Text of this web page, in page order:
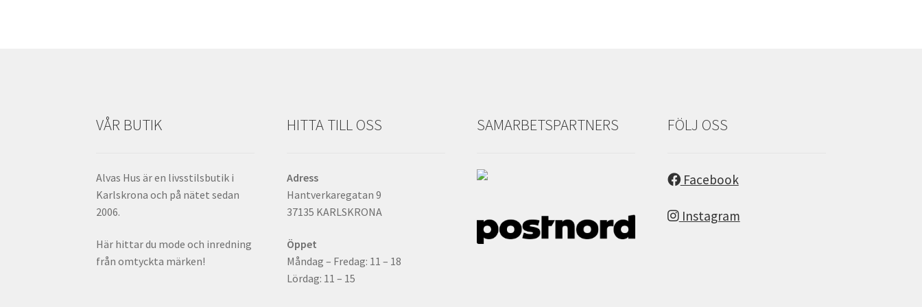
VÅR BUTIK
Alvas Hus är en livsstilsbutik i
Karlskrona och på nätet sedan
2006.
Här hittar du mode och inredning
från omtyckta märken!
HITTA TILL OSS
Adress
Hantverkaregatan 9
37135 KARLSKRONA
Öppet
Måndag – Fredag: 11 – 18
Lördag: 11 – 15
SAMARBETSPARTNERS FÖLJ OSS
Facebook
Instagram